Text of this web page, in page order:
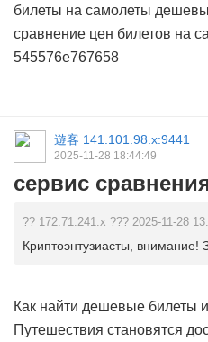
билеты на самолеты
сравнение цен билетов на
545576e767658
遊客 141.101.98.x:9441
2025-11-28 18:44:49
сервис
?? 172.71.241.x ??? 2025-11-28
Криптоэнтузиасты, внимание!
Как найти дешевые билеты
Путешествия становятся